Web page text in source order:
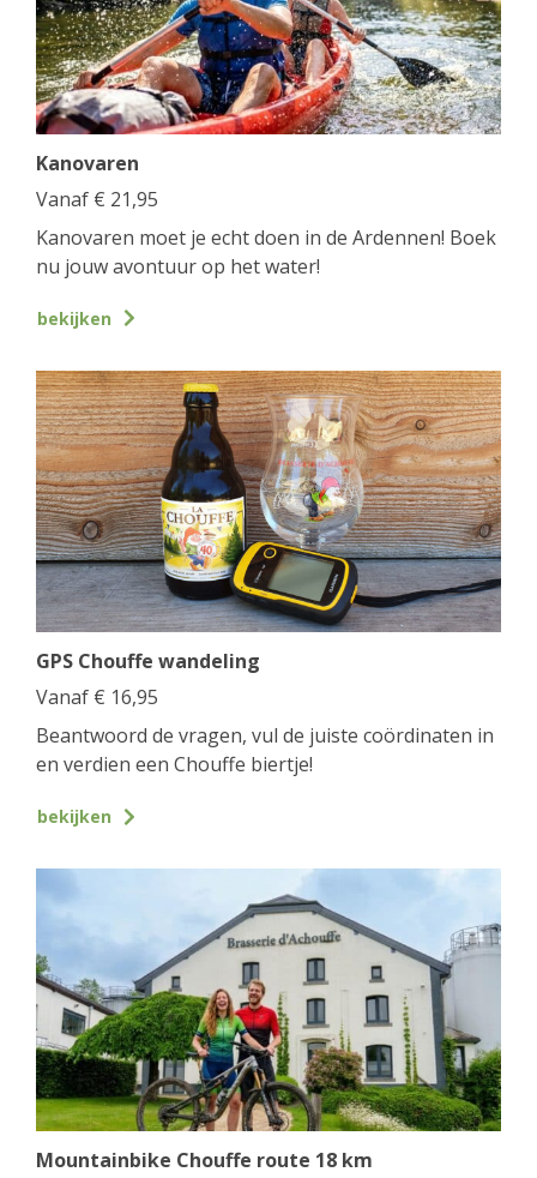
Kanovaren
Vanaf € 21,95
Kanovaren moet je echt doen in de Ardennen! Boek
nu jouw avontuur op het water!
bekijken
GPS Chouffe wandeling
Vanaf € 16,95
Beantwoord de vragen, vul de juiste coördinaten in
en verdien een Chouffe biertje!
bekijken
Mountainbike Chouffe route 18 km